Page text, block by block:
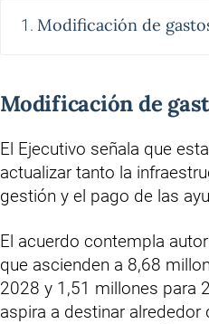
Modificación de
Modificación de
El Ejecutivo señala que
actualizar tanto la
gestión y el pago de las
El acuerdo contempla
que ascienden a 8,68
2028 y 1,51 millones para
aspira a destinar